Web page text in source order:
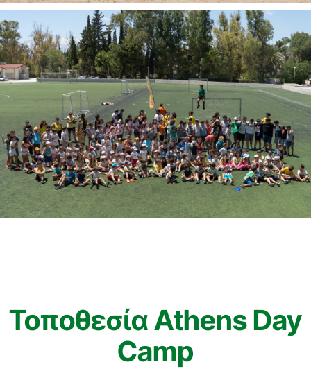
Τοποθεσία Athens Day
Camp